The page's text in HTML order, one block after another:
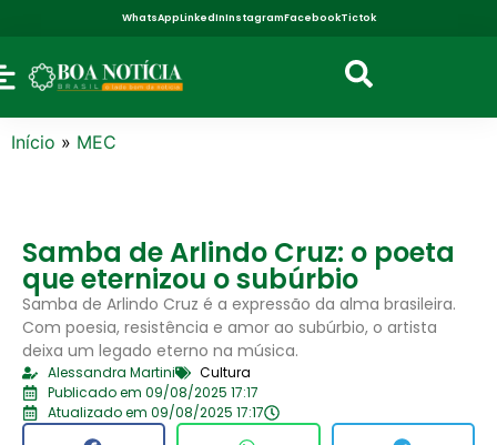
WhatsAppLinkedInInstagramFacebookTictok
Início » MEC
Samba de Arlindo Cruz: o poeta
que eternizou o subúrbio
Samba de Arlindo Cruz é a expressão da alma brasileira.
Com poesia, resistência e amor ao subúrbio, o artista
deixa um legado eterno na música.
Alessandra Martini
Cultura
Publicado em 09/08/2025 17:17
Atualizado em 09/08/2025 17:17